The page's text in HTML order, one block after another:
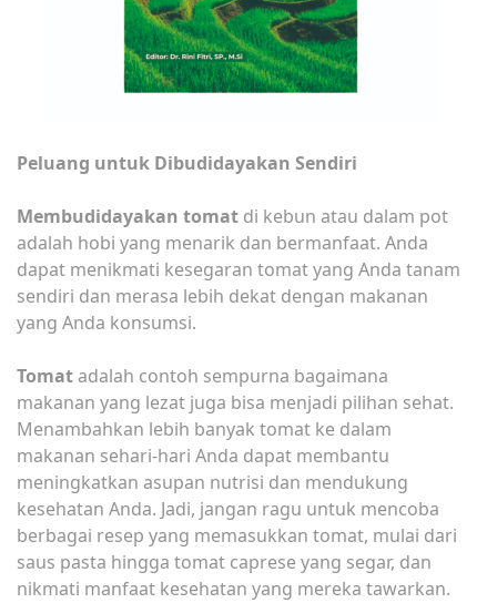
Peluang untuk Dibudidayakan Sendiri
Membudidayakan tomat di kebun atau dalam pot
adalah hobi yang menarik dan bermanfaat. Anda
dapat menikmati kesegaran tomat yang Anda tanam
sendiri dan merasa lebih dekat dengan makanan
yang Anda konsumsi.
Tomat adalah contoh sempurna bagaimana
makanan yang lezat juga bisa menjadi pilihan sehat.
Menambahkan lebih banyak tomat ke dalam
makanan sehari-hari Anda dapat membantu
meningkatkan asupan nutrisi dan mendukung
kesehatan Anda. Jadi, jangan ragu untuk mencoba
berbagai resep yang memasukkan tomat, mulai dari
saus pasta hingga tomat caprese yang segar, dan
nikmati manfaat kesehatan yang mereka tawarkan.